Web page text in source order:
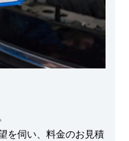
を伺い、料金のお見積